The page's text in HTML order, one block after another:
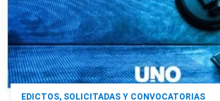
EDICTOS, SOLICITADAS Y CONVOCATORIAS